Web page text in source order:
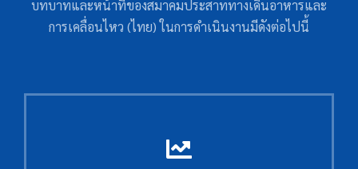
บทบาทและหน้าที่ของสมาคมประสาททางเดินอาหารและ
การเคลื่อนไหว (ไทย) ในการดำเนินงานมีดังต่อไปนี้